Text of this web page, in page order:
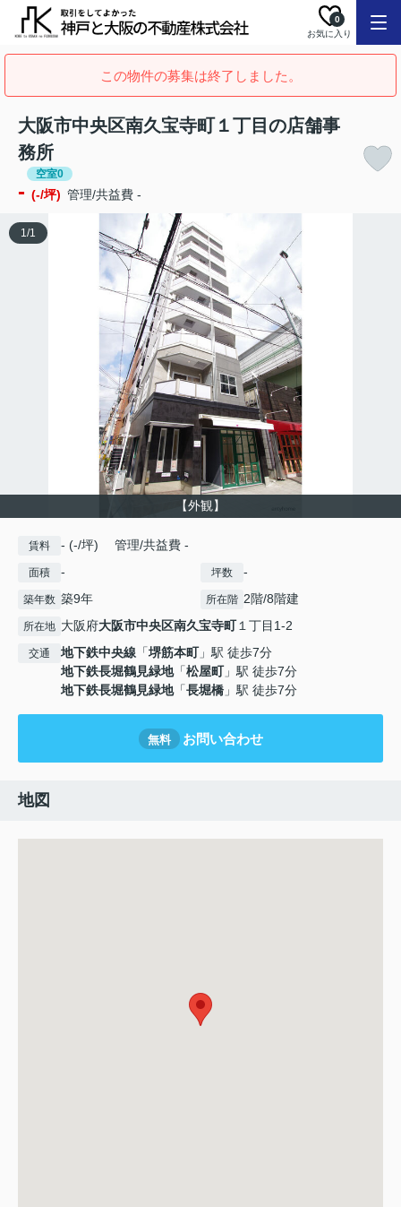
お気に入り
0
この物件の募集は終了しました。
大阪市中央区南久宝寺町１丁目の店舗事
務所
空室0
- (-/坪) 管理/共益費 -
【外観】
1/1
賃料 - (-/坪) 管理/共益費 -
面積 - 坪数 -
築年数 築9年 所在階 2階/8階建
所在地 大阪府大阪市中央区南久宝寺町１丁目1-2
交通 地下鉄中央線 「堺筋本町」駅 徒歩7分
地下鉄長堀鶴見緑地「松屋町」駅 徒歩7分
地下鉄長堀鶴見緑地「長堀橋 」駅 徒歩7分
無料 お問い合わせ
地図